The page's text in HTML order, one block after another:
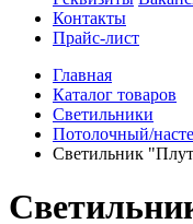
Контакты
Прайс-лист
Главная
Каталог товаров
Светильники
Потолочный/
Светильник